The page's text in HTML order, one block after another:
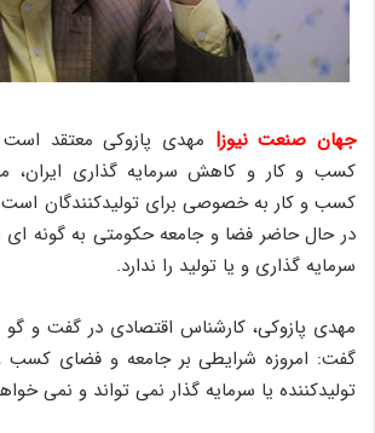
جهان صنعت نیوز| مهدی پازوکی معتقد
کسب و کار و کاهش سرمایه گذاری ایران،
کسب و کار به خصوصی برای تولیدکنندگان است
در حال حاضر فضا و جامعه حکومتی به گونه
سرمایه گذاری و یا تولید را ندارد.
مهدی پازوکی، کارشناس اقتصادی در گفت و
گفت: امروزه شرایطی بر جامعه و فضای
تولیدکننده یا سرمایه گذار نمی تواند و نمی